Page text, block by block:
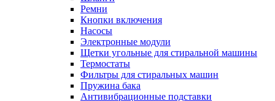
Ремни
Кнопки включения
Насосы
Электронные модули
Щетки угольные для стиральной машины
Термостаты
Фильтры для стиральных машин
Пружина бака
Антивибрационные подставки